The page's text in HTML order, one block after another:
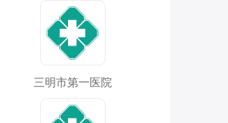
三明市第一医院